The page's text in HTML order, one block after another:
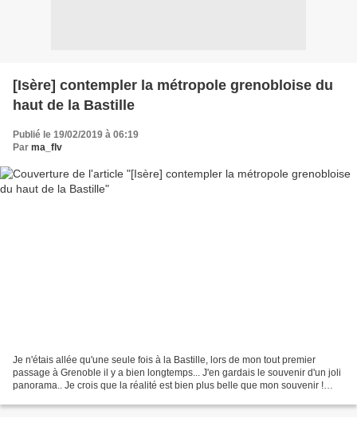
[Isère] contempler la métropole grenobloise du
haut de la Bastille
Publié le 19/02/2019 à 06:19
Par ma_flv
Je n'étais allée qu'une seule fois à la Bastille, lors de mon tout premier
passage à Grenoble il y a bien longtemps... J'en gardais le souvenir d'un joli
panorama.. Je crois que la réalité est bien plus belle que mon souvenir !